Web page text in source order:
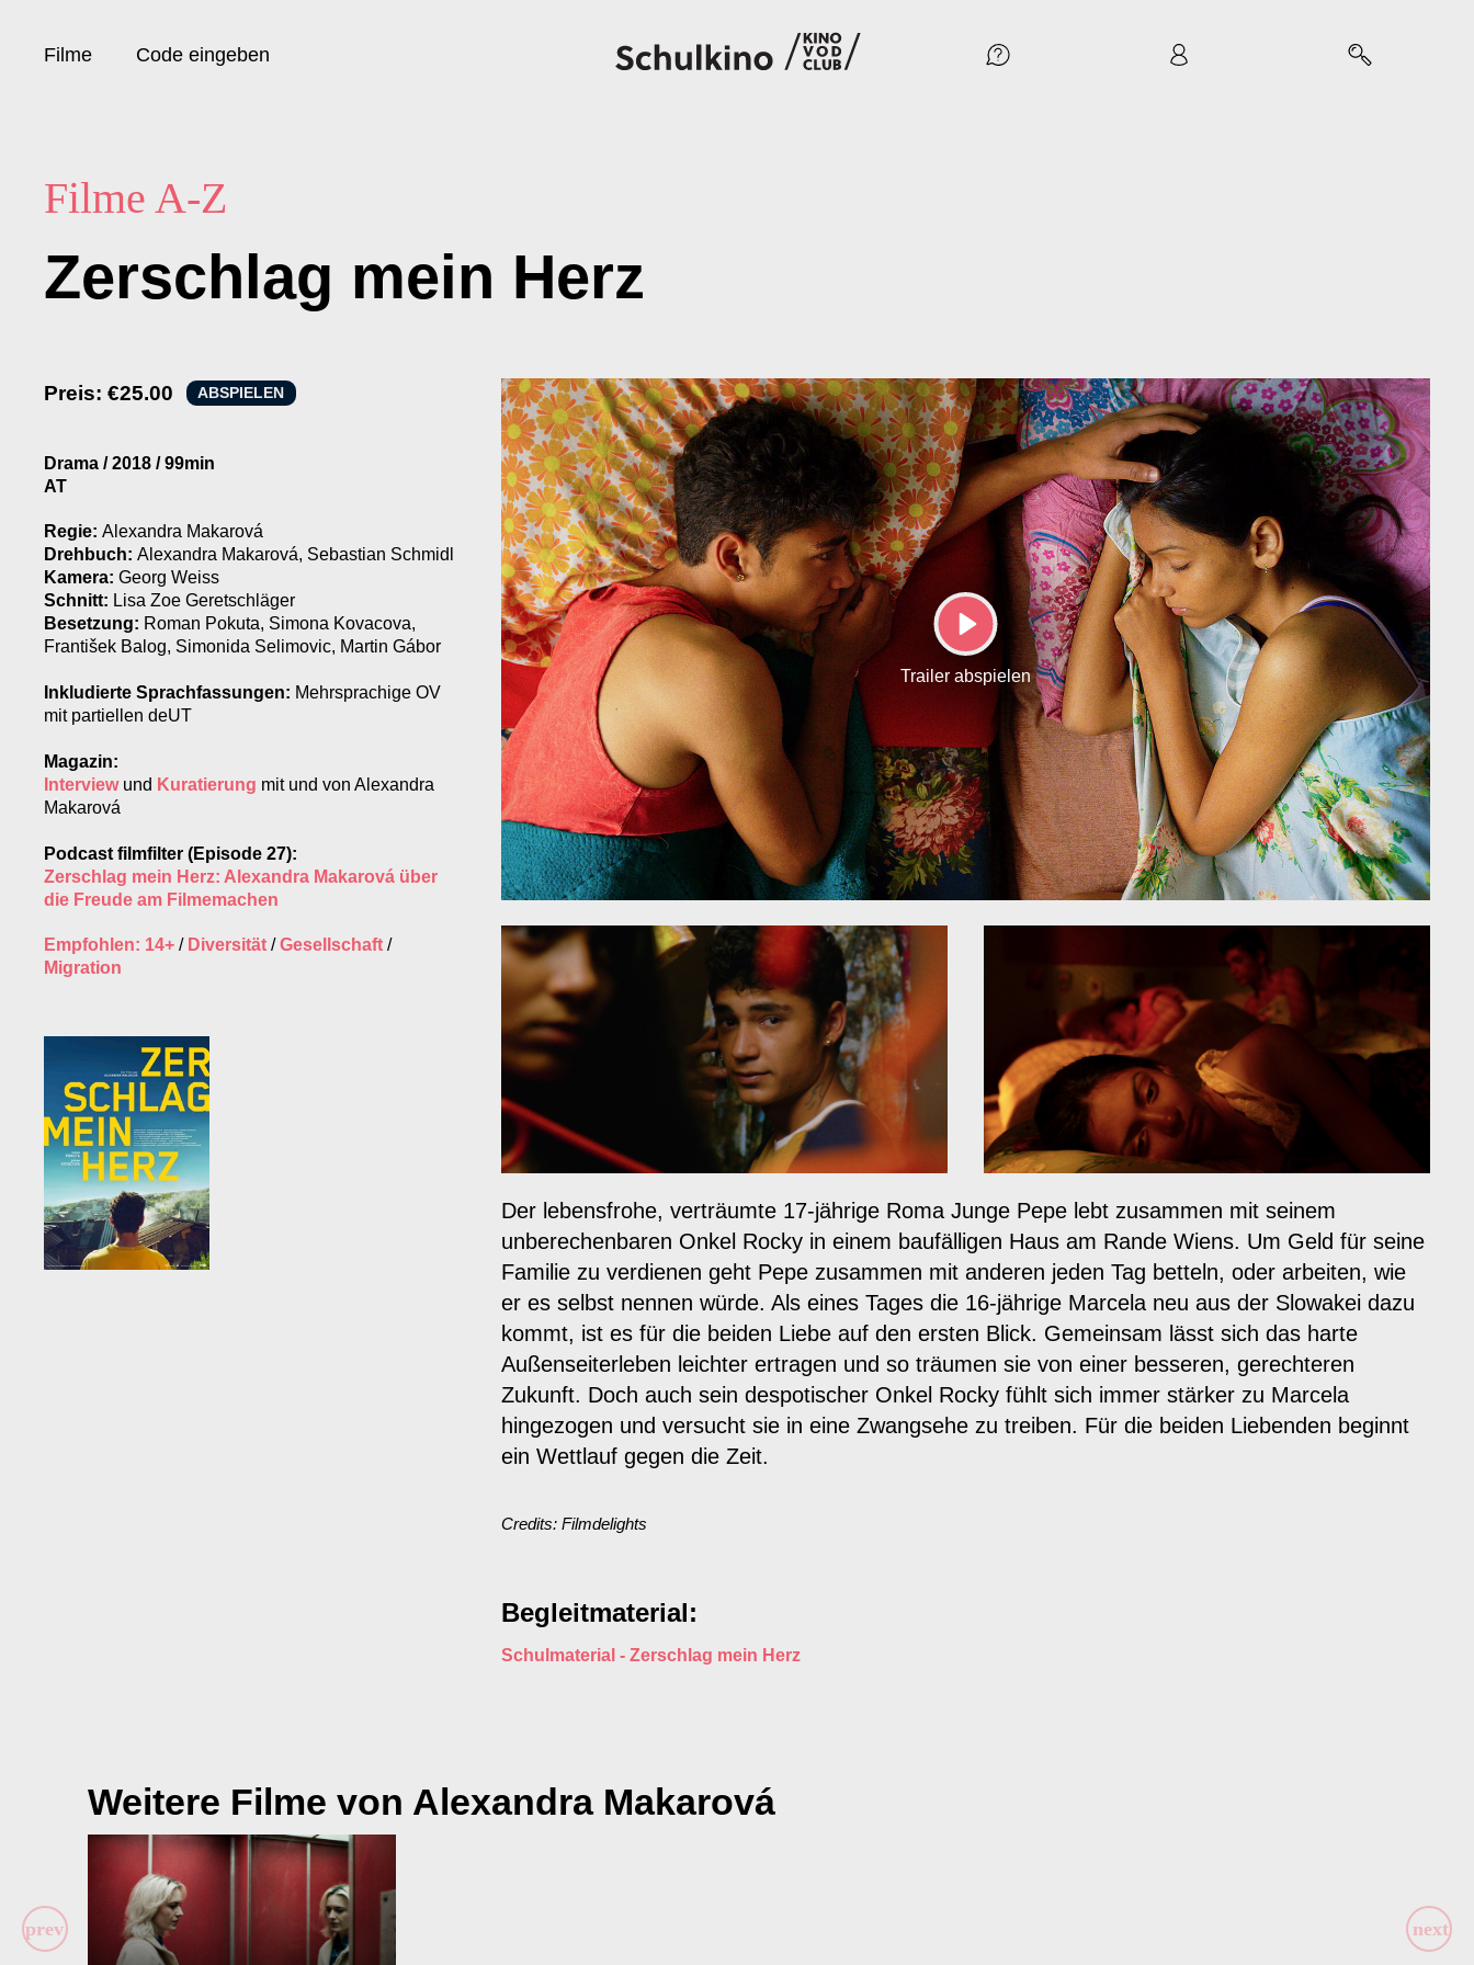
So geht’s
Suche
Filme Code eingeben
Filme A-Z
Zerschlag mein Herz
Preis: €25.00 ABSPIELEN
PLAY
Trailer abspielen
Drama /2018 /99min
AT
Regie: Alexandra Makarová
Drehbuch: Alexandra Makarová, Sebastian Schmidl
Kamera: Georg Weiss
Schnitt: Lisa Zoe Geretschläger
Besetzung: Roman Pokuta, Simona Kovacova,
František Balog, Simonida Selimovic, Martin Gábor
Inkludierte Sprachfassungen: Mehrsprachige OV
mit partiellen deUT
Magazin:
Interviewund Kuratierung mit und von Alexandra
Makarová
Podcast filmfilter (Episode 27):
Zerschlag mein Herz: Alexandra Makarová über
die Freude am Filmemachen
Empfohlen: 14+ / Diversität /Gesellschaft /
Migration
Der lebensfrohe, verträumte 17-jährige Roma Junge Pepe lebt zusammen mit seinem
unberechenbaren Onkel Rocky in einem baufälligen Haus am Rande Wiens. Um Geld für seine
Familie zu verdienen geht Pepe zusammen mit anderen jeden Tag betteln, oder arbeiten, wie
er es selbst nennen würde. Als eines Tages die 16-jährige Marcela neu aus der Slowakei dazu
kommt, ist es für die beiden Liebe auf den ersten Blick. Gemeinsam lässt sich das harte
Außenseiterleben leichter ertragen und so träumen sie von einer besseren, gerechteren
Zukunft. Doch auch sein despotischer Onkel Rocky fühlt sich immer stärker zu Marcela
hingezogen und versucht sie in eine Zwangsehe zu treiben. Für die beiden Liebenden beginnt
ein Wettlauf gegen die Zeit.
Credits: Filmdelights
Begleitmaterial:
Schulmaterial - Zerschlag mein Herz
Weitere Filme von Alexandra Makarová